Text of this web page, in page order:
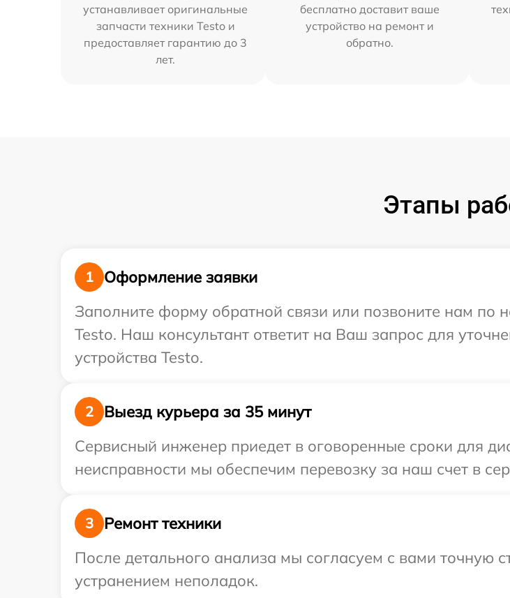
устанавливает оригинальные
запчасти техники Testo и
предоставляет гарантию до 3
лет.
бесплатно доставит ваше
устройство на ремонт и
обратно.
Этапы
1
Оформление заявки
Заполните форму обратной связи или позвоните нам по
Testo. Наш консультант ответит на Ваш запрос для
устройства Testo.
2
Выезд курьера за 35 минут
Сервисный инженер приедет в оговоренные сроки для
неисправности мы обеспечим перевозку за наш счет в
3
Ремонт техники
После детального анализа мы согласуем с вами точную
устранением неполадок.